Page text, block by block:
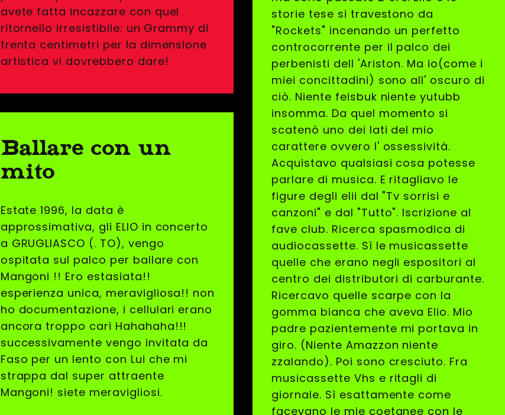
avete fatta incazzare con quel
ritornello irresistibile: un Grammy di
trenta centimetri per la dimensione
artistica vi dovrebbero dare!
Ballare con un
mito
Estate 1996, la data è
approssimativa, gli ELIO in concerto
a GRUGLIASCO (. TO), vengo
ospitata sul palco per ballare con
Mangoni !! Ero estasiata!!
esperienza unica, meravigliosa!! non
ho documentazione, i cellulari erano
ancora troppo cari Hahahaha!!!
successivamente vengo invitata da
Faso per un lento con Lui che mi
strappa dal super attraente
Mangoni! siete meravigliosi.
storie tese si travestono da
"Rockets" incenando un perfetto
controcorrente per il palco dei
perbenisti dell 'Ariston. Ma io(come i
miei concittadini) sono all' oscuro di
ciò. Niente feisbuk niente yutubb
insomma. Da quel momento si
scatenò uno dei lati del mio
carattere ovvero l' ossessività.
Acquistavo qualsiasi cosa potesse
parlare di musica. E ritagliavo le
figure degli elii dal "Tv sorrisi e
canzoni" e dal "Tutto". Iscrizione al
fave club. Ricerca spasmodica di
audiocassette. Sì le musicassette
quelle che erano negli espositori al
centro dei distributori di carburante.
Ricercavo quelle scarpe con la
gomma bianca che aveva Elio. Mio
padre pazientemente mi portava in
giro. (Niente Amazzon niente
zzalando). Poi sono cresciuto. Fra
musicassette Vhs e ritagli di
giornale. Sì esattamente come
facevano le mie coetanee con le